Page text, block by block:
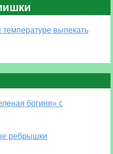
температуре выпекать
богиня» с
ребрышки